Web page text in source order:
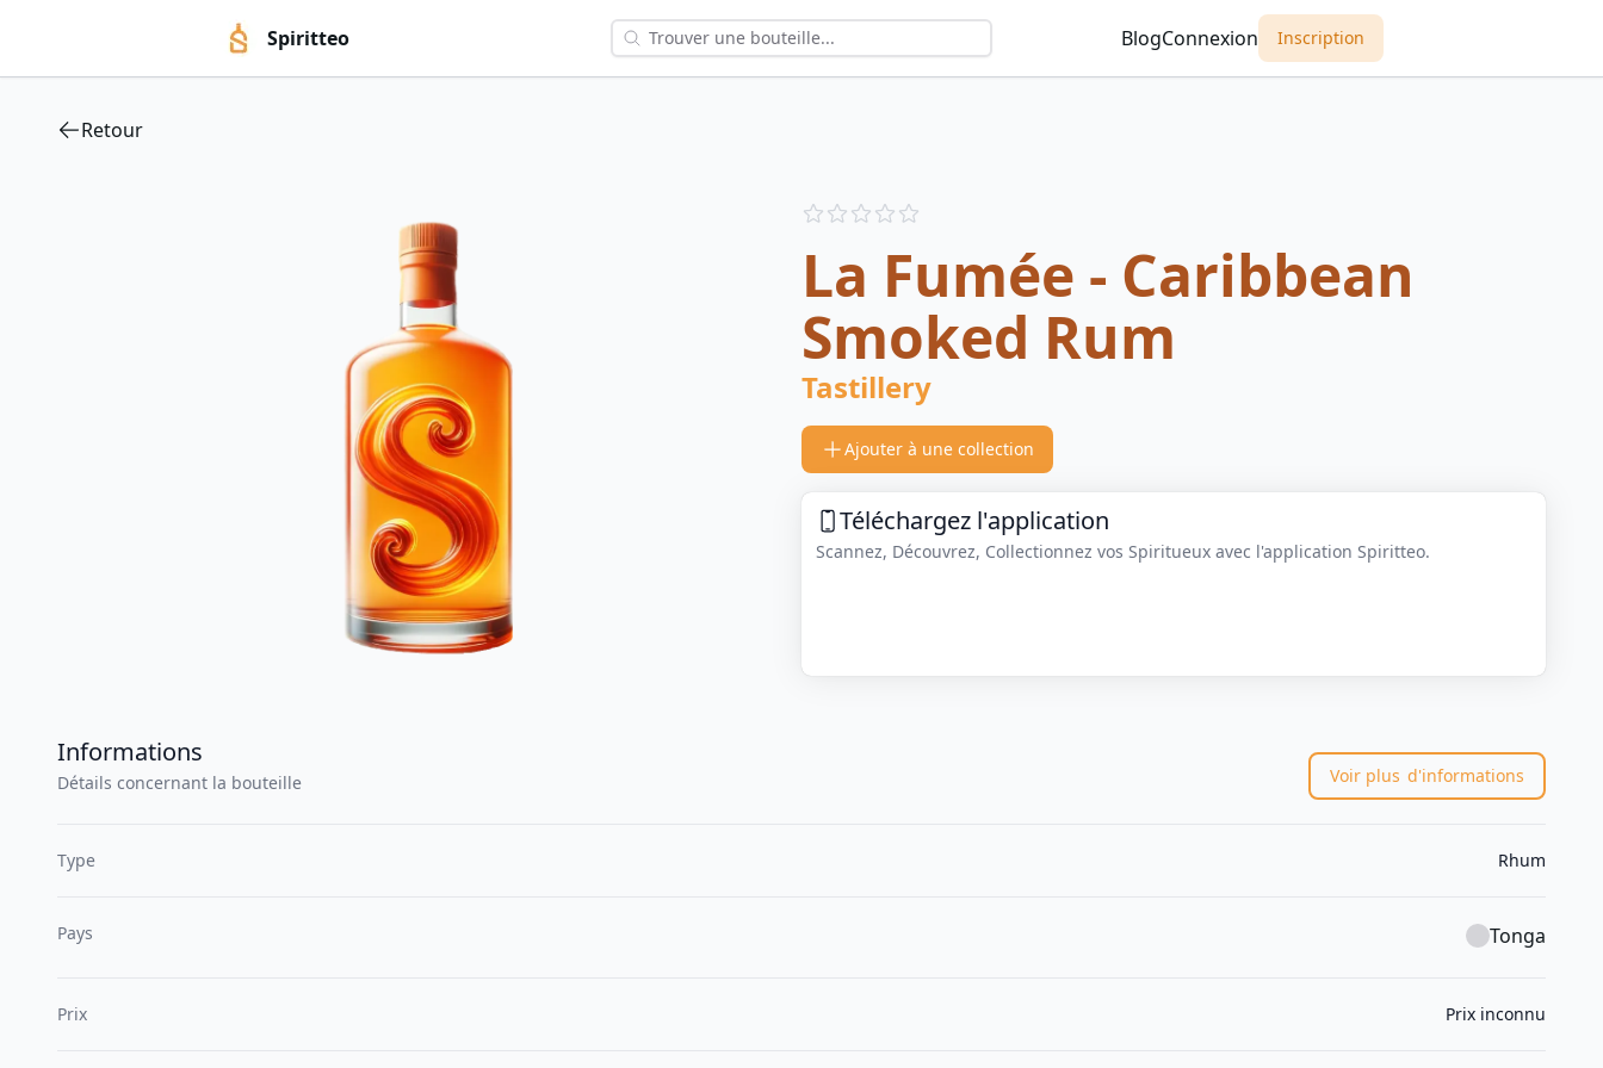
Spiritteo BlogConnexion Inscription
Retour
Reviews
La Fumée - Caribbean
Smoked Rum
Tastillery
Ajouter à une collection
Téléchargez l'application
Scannez, Découvrez, Collectionnez vos Spiritueux avec l'application Spiritteo.
Informations
Détails concernant la bouteille Voir plus d'informations
Type Rhum
Pays Tonga
Prix Prix inconnu